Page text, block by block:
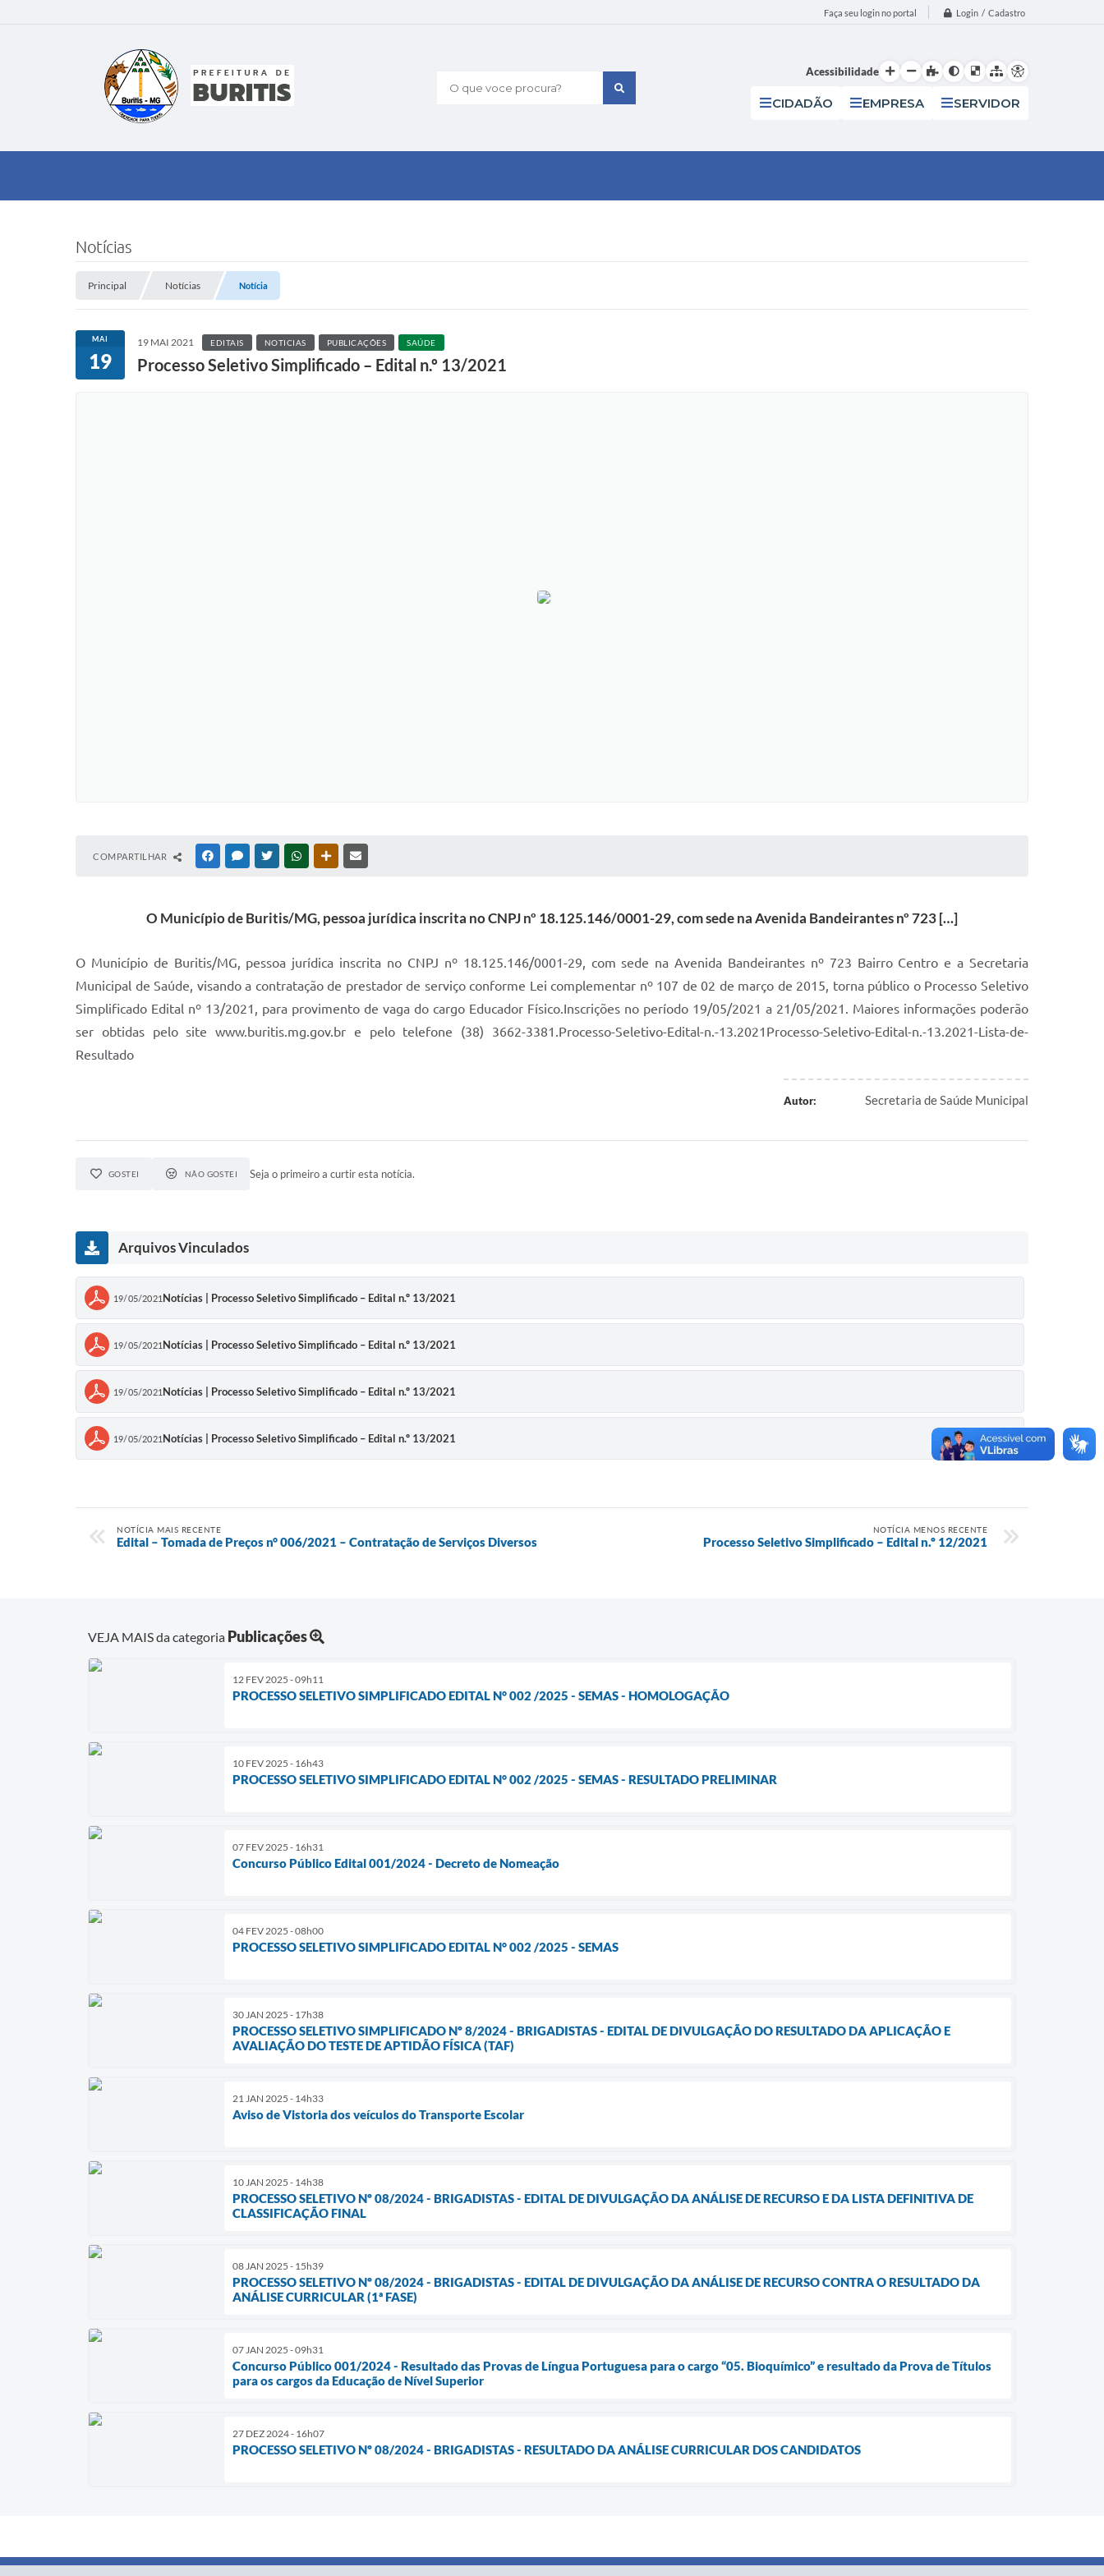
Faça seu login no portal Login / Cadastro
O que voce procura?
Acessibilidade
CIDADÃO EMPRESA SERVIDOR
Notícias
Principal Notícias Notícia
MAI
19
19 MAI 2021 EDITAIS NOTICIAS PUBLICAÇÕES SAÚDE
Processo Seletivo Simplificado – Edital n.º 13/2021
COMPARTILHAR FACEBOOKMESSENGER
TWITTERWHATSAPPOUTRAS MÍDIAS
O Município de Buritis/MG, pessoa jurídica inscrita no CNPJ nº 18.125.146/0001-29, com sede na Avenida Bandeirantes nº 723 […]
O Município de Buritis/MG, pessoa jurídica inscrita no CNPJ nº 18.125.146/0001-29, com sede na Avenida Bandeirantes nº 723 Bairro Centro e a Secretaria
Municipal de Saúde, visando a contratação de prestador de serviço conforme Lei complementar nº 107 de 02 de março de 2015, torna público o Processo Seletivo
Simplificado Edital nº 13/2021, para provimento de vaga do cargo Educador Físico.Inscrições no período 19/05/2021 a 21/05/2021. Maiores informações poderão
ser obtidas pelo site www.buritis.mg.gov.br e pelo telefone (38) 3662-3381.Processo-Seletivo-Edital-n.-13.2021Processo-Seletivo-Edital-n.-13.2021-Lista-de-
Resultado
Autor: Secretaria de Saúde Municipal
GOSTEI NÃO GOSTEI Seja o primeiro a curtir esta notícia.
Arquivos Vinculados
19/05/2021 Notícias | Processo Seletivo Simplificado – Edital n.º 13/2021
19/05/2021 Notícias | Processo Seletivo Simplificado – Edital n.º 13/2021
19/05/2021 Notícias | Processo Seletivo Simplificado – Edital n.º 13/2021
19/05/2021 Notícias | Processo Seletivo Simplificado – Edital n.º 13/2021
NOTÍCIA MAIS RECENTE
Edital – Tomada de Preços n° 006/2021 – Contratação de Serviços Diversos
NOTÍCIA MENOS RECENTE
Processo Seletivo Simplificado – Edital n.º 12/2021
VEJA MAIS da categoria Publicações
12 FEV 2025 - 09h11
PROCESSO SELETIVO SIMPLIFICADO EDITAL N° 002 /2025 - SEMAS - HOMOLOGAÇÃO
10 FEV 2025 - 16h43
PROCESSO SELETIVO SIMPLIFICADO EDITAL N° 002 /2025 - SEMAS - RESULTADO PRELIMINAR
07 FEV 2025 - 16h31
Concurso Público Edital 001/2024 - Decreto de Nomeação
04 FEV 2025 - 08h00
PROCESSO SELETIVO SIMPLIFICADO EDITAL N° 002 /2025 - SEMAS
30 JAN 2025 - 17h38
PROCESSO SELETIVO SIMPLIFICADO Nº 8/2024 - BRIGADISTAS - EDITAL DE DIVULGAÇÃO DO RESULTADO DA APLICAÇÃO E
AVALIAÇÃO DO TESTE DE APTIDÃO FÍSICA (TAF)
21 JAN 2025 - 14h33
Aviso de Vistoria dos veículos do Transporte Escolar
10 JAN 2025 - 14h38
PROCESSO SELETIVO Nº 08/2024 - BRIGADISTAS - EDITAL DE DIVULGAÇÃO DA ANÁLISE DE RECURSO E DA LISTA DEFINITIVA DE
CLASSIFICAÇÃO FINAL
08 JAN 2025 - 15h39
PROCESSO SELETIVO Nº 08/2024 - BRIGADISTAS - EDITAL DE DIVULGAÇÃO DA ANÁLISE DE RECURSO CONTRA O RESULTADO DA
ANÁLISE CURRICULAR (1ª FASE)
07 JAN 2025 - 09h31
Concurso Público 001/2024 - Resultado das Provas de Língua Portuguesa para o cargo “05. Bioquímico” e resultado da Prova de Títulos
para os cargos da Educação de Nível Superior
27 DEZ 2024 - 16h07
PROCESSO SELETIVO Nº 08/2024 - BRIGADISTAS - RESULTADO DA ANÁLISE CURRICULAR DOS CANDIDATOS